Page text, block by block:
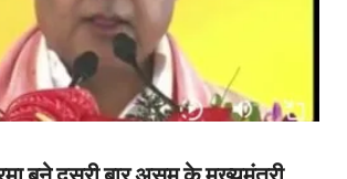
Railway West Bengal Project: भारतीय रेलवे ने
PM Modi Lucknow Visit… जब मंच से पीएम मोदी ने की
Nitin Nabin News: चुनाव में प्रचंड बहुमत में बीएलए 2 ने